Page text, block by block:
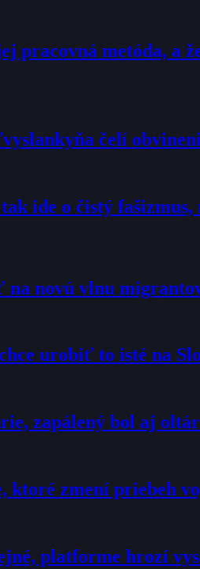
pracovná metóda, a
čelí
ide o čistý fašizmus,
na novú vlnu
urobiť to isté na
zapálený bol aj
ktoré zmení priebeh
platforme hrozí